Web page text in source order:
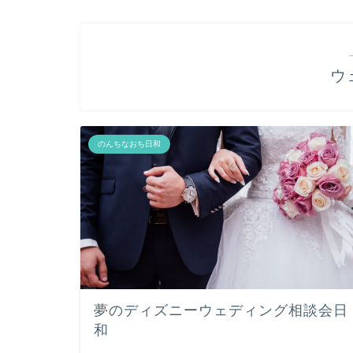
ウ
のんちなおち日和
夢のディズニーウェディング相談会日
和